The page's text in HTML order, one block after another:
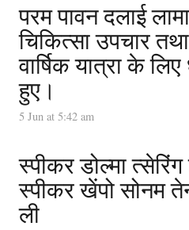
परम पावन दलाई
चिकित्सा उपचार
वार्षिक यात्रा के
हुए।
5 Jun at 5:42 am
स्पीकर डोल्मा
स्पीकर खेंपो
ली